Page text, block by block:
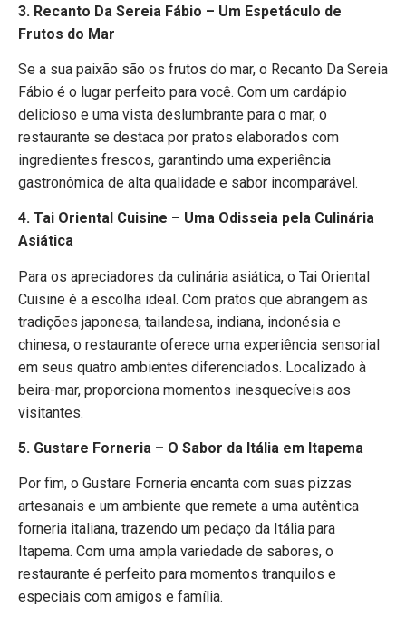
3. Recanto Da Sereia Fábio – Um Espetáculo de
Frutos do Mar
Se a sua paixão são os frutos do mar, o Recanto Da Sereia
Fábio é o lugar perfeito para você. Com um cardápio
delicioso e uma vista deslumbrante para o mar, o
restaurante se destaca por pratos elaborados com
ingredientes frescos, garantindo uma experiência
gastronômica de alta qualidade e sabor incomparável.
4. Tai Oriental Cuisine – Uma Odisseia pela Culinária
Asiática
Para os apreciadores da culinária asiática, o Tai Oriental
Cuisine é a escolha ideal. Com pratos que abrangem as
tradições japonesa, tailandesa, indiana, indonésia e
chinesa, o restaurante oferece uma experiência sensorial
em seus quatro ambientes diferenciados. Localizado à
beira-mar, proporciona momentos inesquecíveis aos
visitantes.
5. Gustare Forneria – O Sabor da Itália em Itapema
Por fim, o Gustare Forneria encanta com suas pizzas
artesanais e um ambiente que remete a uma autêntica
forneria italiana, trazendo um pedaço da Itália para
Itapema. Com uma ampla variedade de sabores, o
restaurante é perfeito para momentos tranquilos e
especiais com amigos e família.